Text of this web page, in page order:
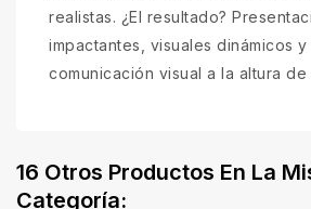
realistas. ¿El resultado?
impactantes, visuales dinámicos y
comunicación visual a la altura de
16 Otros Productos En La
Categoría: